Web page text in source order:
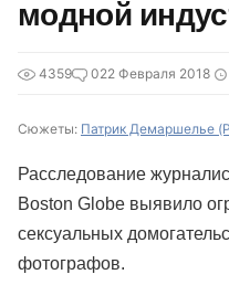
модной
4359 022 Февраля 2018
Сюжеты: Патрик Демаршелье
Расследование
Boston Globe выявило
сексуальных
фотографов.